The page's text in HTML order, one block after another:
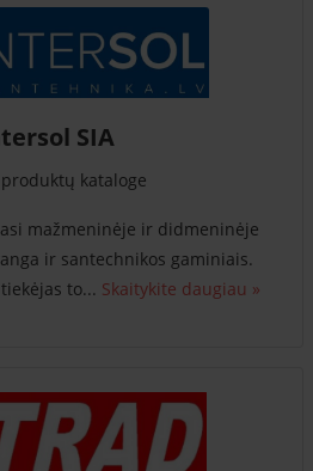
SIA
produktų kataloge
mažmeninėje ir didmeninėje
ir santechnikos gaminiais.
to... Skaitykite daugiau »